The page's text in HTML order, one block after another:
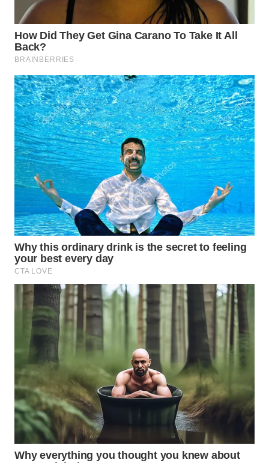
SUBANG
WN
SUKABUMI
WN
PURWAKARTA
WN
PRIANGAN
TIMUR
WN
SEMARANG
WN
SOLO
BOROBUDUR
WN
MADURA
WN
SURABAYA
WN
NATUNA
WN